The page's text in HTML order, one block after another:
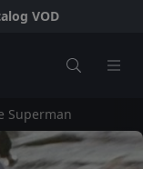
VOD
Superman